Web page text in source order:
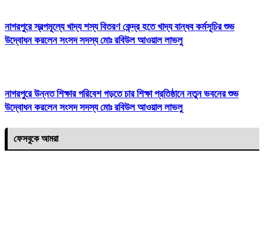
নাগরপুরে স্বল্পমূল্যে খাদ্য শস্য বিতরণ কেন্দ্র হতে খাদ্য বান্ধব কর্মসূচির শুভ
উদ্বোধন করলেন সংসদ সদস্য মোঃ রবিউল আওয়াল লাভলু
নাগরপুরে উন্নত শিক্ষার পরিবেশ গড়তে চার শিক্ষা প্রতিষ্ঠানে নতুন ভবনের শুভ
উদ্বোধন করলেন সংসদ সদস্য মোঃ রবিউল আওয়াল লাভলু
ফেসবুকে আমরা